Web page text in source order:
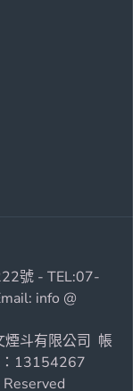
號 - TEL:07-
info @
煙斗有限公司 帳
13154267